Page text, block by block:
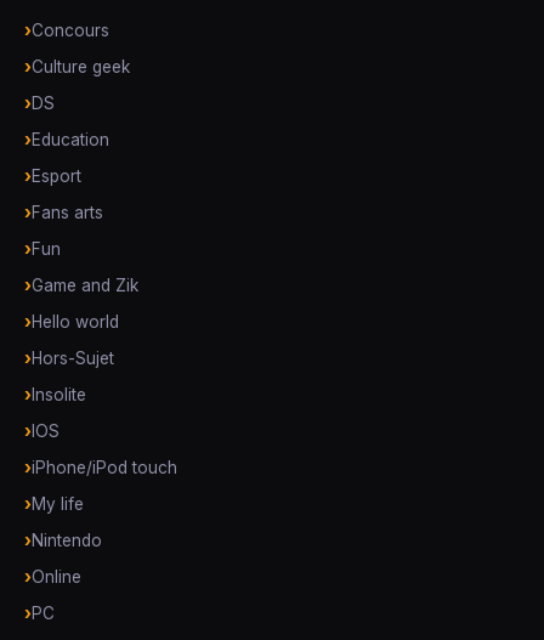
Concours
Culture geek
DS
Education
Esport
Fans arts
Fun
Game and Zik
Hello world
Hors-Sujet
Insolite
IOS
iPhone/iPod touch
My life
Nintendo
Online
PC